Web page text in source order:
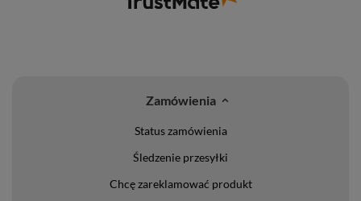
Zamówienia
Status zamówienia
Śledzenie przesyłki
Chcę zareklamować produkt